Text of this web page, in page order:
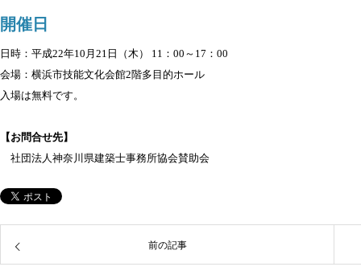
開催日
日時：平成22年10月21日（木） 11：00～17：00
会場：横浜市技能文化会館2階多目的ホール
入場は無料です。
【お問合せ先】
社団法人神奈川県建築士事務所協会賛助会
前の記事